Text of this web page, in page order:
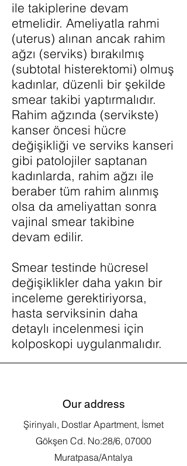
ile takiplerine devam
etmelidir. Ameliyatla rahmi
(uterus) alınan ancak rahim
ağzı (serviks) bırakılmış
(subtotal histerektomi) olmuş
kadınlar, düzenli bir şekilde
smear takibi yaptırmalıdır.
Rahim ağzında (servikste)
kanser öncesi hücre
değişikliği ve serviks kanseri
gibi patolojiler saptanan
kadınlarda, rahim ağzı ile
beraber tüm rahim alınmış
olsa da ameliyattan sonra
vajinal smear takibine
devam edilir.
Smear testinde hücresel
değişiklikler daha yakın bir
inceleme gerektiriyorsa,
hasta serviksinin daha
detaylı incelenmesi için
kolposkopi uygulanmalıdır.
Our address
Şirinyalı, Dostlar Apartment, İsmet
Gökşen Cd. No:28/6, 07000
Muratpasa/Antalya